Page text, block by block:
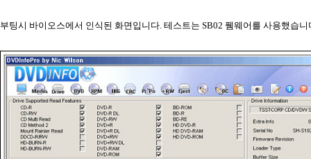
부팅시 바이오스에서 인식된 화면입니다. 테스트는 SB02 퓀웨어를 사용했습니